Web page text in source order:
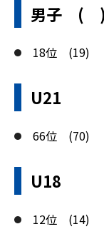
男子 (
18位
U21
66位
U18
12位